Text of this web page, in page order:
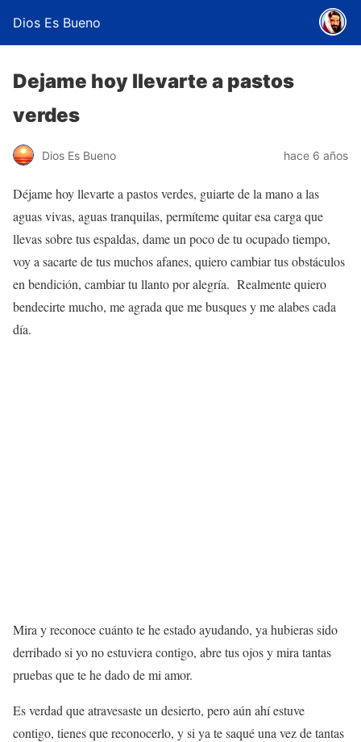
Dios Es Bueno
Dejame hoy llevarte a pastos
verdes
Dios Es Bueno hace 6 años
Déjame hoy llevarte a pastos verdes, guiarte de la mano a las
aguas vivas, aguas tranquilas, permíteme quitar esa carga que
llevas sobre tus espaldas, dame un poco de tu ocupado tiempo,
voy a sacarte de tus muchos afanes, quiero cambiar tus obstáculos
en bendición, cambiar tu llanto por alegría. Realmente quiero
bendecirte mucho, me agrada que me busques y me alabes cada
día.
Mira y reconoce cuánto te he estado ayudando, ya hubieras sido
derribado si yo no estuviera contigo, abre tus ojos y mira tantas
pruebas que te he dado de mi amor.
Es verdad que atravesaste un desierto, pero aún ahí estuve
contigo, tienes que reconocerlo, y si ya te saqué una vez de tantas